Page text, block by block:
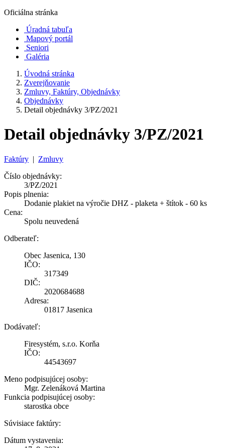
Oficiálna stránka
Úradná tabuľa
Mapový portál
Seniori
Galéria
Úvodná stránka
Zverejňovanie
Zmluvy, Faktúry, Objednávky
Objednávky
Detail objednávky 3/PZ/2021
Detail objednávky 3/PZ/2021
Faktúry | Zmluvy
Číslo objednávky:
3/PZ/2021
Popis plnenia:
Dodanie plakiet na výročie DHZ - plaketa + štítok - 60 ks
Cena:
Spolu neuvedená
Odberateľ:
Obec Jasenica, 130
IČO:
317349
DIČ:
2020684688
Adresa:
01817 Jasenica
Dodávateľ:
Firesystém, s.r.o. Korňa
IČO:
44543697
Meno podpisujúcej osoby:
Mgr. Zelenáková Martina
Funkcia podpisujúcej osoby:
starostka obce
Súvisiace faktúry:
Dátum vystavenia: